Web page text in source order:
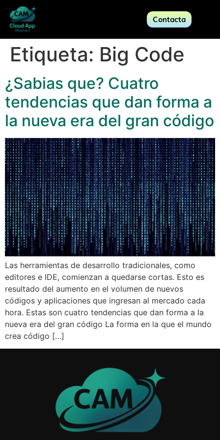
Contacta
Etiqueta: Big Code
¿Sabias que? Cuatro
tendencias que dan forma a
la nueva era del gran código
Las herramientas de desarrollo tradicionales, como
editores e IDE, comienzan a quedarse cortas. Esto es
resultado del aumento en el volumen de nuevos
códigos y aplicaciones que ingresan al mercado cada
hora. Estas son cuatro tendencias que dan forma a la
nueva era del gran código La forma en la que el mundo
crea código […]